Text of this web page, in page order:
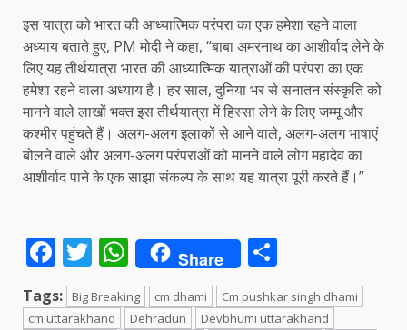
इस यात्रा को भारत की आध्यात्मिक परंपरा का एक हमेशा रहने वाला
अध्याय बताते हुए, PM मोदी ने कहा, “बाबा अमरनाथ का आशीर्वाद लेने के
लिए यह तीर्थयात्रा भारत की आध्यात्मिक यात्राओं की परंपरा का एक
हमेशा रहने वाला अध्याय है। हर साल, दुनिया भर से सनातन संस्कृति को
मानने वाले लाखों भक्त इस तीर्थयात्रा में हिस्सा लेने के लिए जम्मू और
कश्मीर पहुंचते हैं। अलग-अलग इलाकों से आने वाले, अलग-अलग भाषाएं
बोलने वाले और अलग-अलग परंपराओं को मानने वाले लोग महादेव का
आशीर्वाद पाने के एक साझा संकल्प के साथ यह यात्रा पूरी करते हैं।”
Facebook
Twitter
WhatsApp
Share
Tags: Big Breaking cm dhami
Cm pushkar singh dhami
cm uttarakhand
Dehradun
Devbhumi uttarakhand